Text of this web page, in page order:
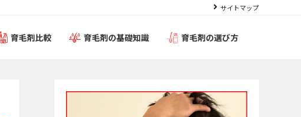
サイトマップ
育毛剤比較 育毛剤の基礎知識 育毛剤の選び方